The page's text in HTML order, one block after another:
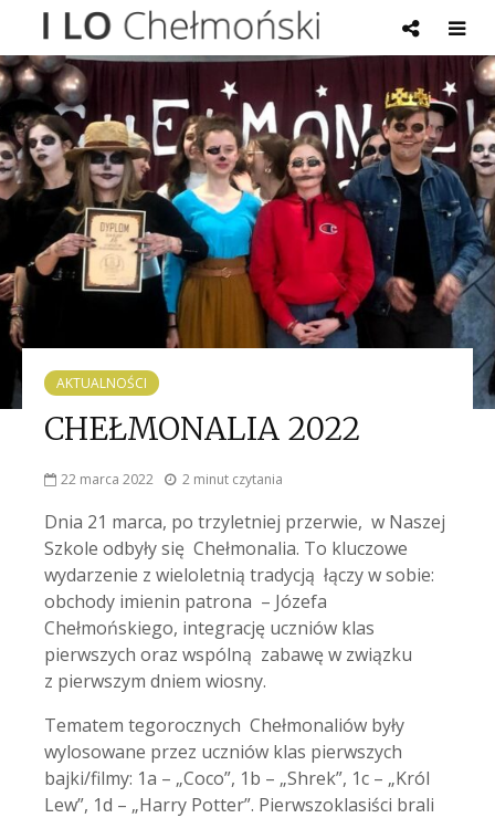
AKTUALNOŚCI
CHEŁMONALIA 2022
22 marca 2022 2 minut czytania
Dnia 21 marca, po trzyletniej przerwie, w Naszej
Szkole odbyły się Chełmonalia. To kluczowe
wydarzenie z wieloletnią tradycją łączy w sobie:
obchody imienin patrona – Józefa
Chełmońskiego, integrację uczniów klas
pierwszych oraz wspólną zabawę w związku
z pierwszym dniem wiosny.
Tematem tegorocznych Chełmonaliów były
wylosowane przez uczniów klas pierwszych
bajki/filmy: 1a – „Coco”, 1b – „Shrek”, 1c – „Król
Lew”, 1d – „Harry Potter”. Pierwszoklasiści brali